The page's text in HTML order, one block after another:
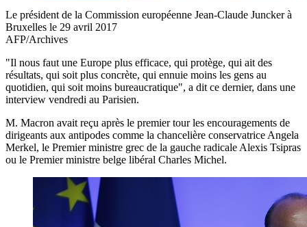
Le président de la Commission européenne Jean-Claude Juncker à
Bruxelles le 29 avril 2017
AFP/Archives
"Il nous faut une Europe plus efficace, qui protège, qui ait des
résultats, qui soit plus concrète, qui ennuie moins les gens au
quotidien, qui soit moins bureaucratique", a dit ce dernier, dans une
interview vendredi au Parisien.
M. Macron avait reçu après le premier tour les encouragements de
dirigeants aux antipodes comme la chancelière conservatrice Angela
Merkel, le Premier ministre grec de la gauche radicale Alexis Tsipras
ou le Premier ministre belge libéral Charles Michel.